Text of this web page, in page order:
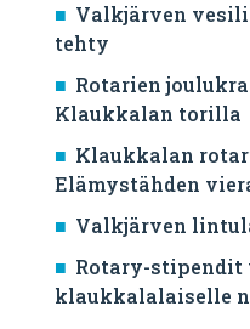
Valkjärven
tehty
Rotarien
Klaukkalan torilla
Klaukkalan
Elämystähden
Valkjärven
Rotary-stipendit
klaukkalalaiselle